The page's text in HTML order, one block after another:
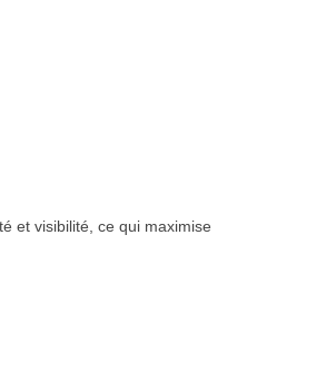
et visibilité, ce qui maximise